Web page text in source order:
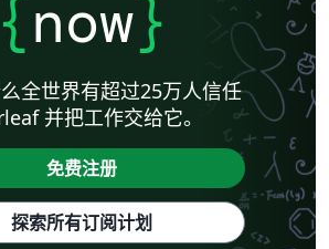
{now}
全世界有超过25万人信任
并把工作交给它。
免费注册
探索所有订阅计划